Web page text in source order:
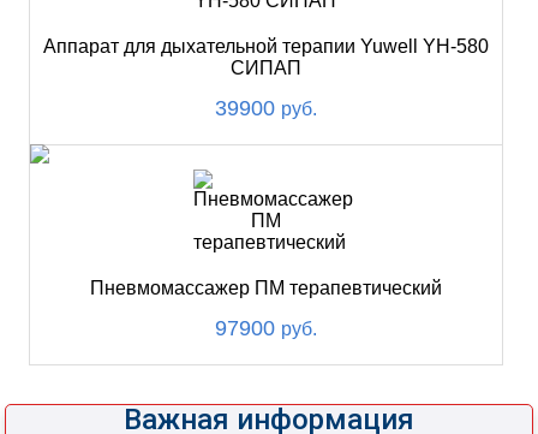
Аппарат для дыхательной терапии Yuwell YH-580
СИПАП
39900 руб.
Пневмомассажер ПМ терапевтический
97900 руб.
Важная информация